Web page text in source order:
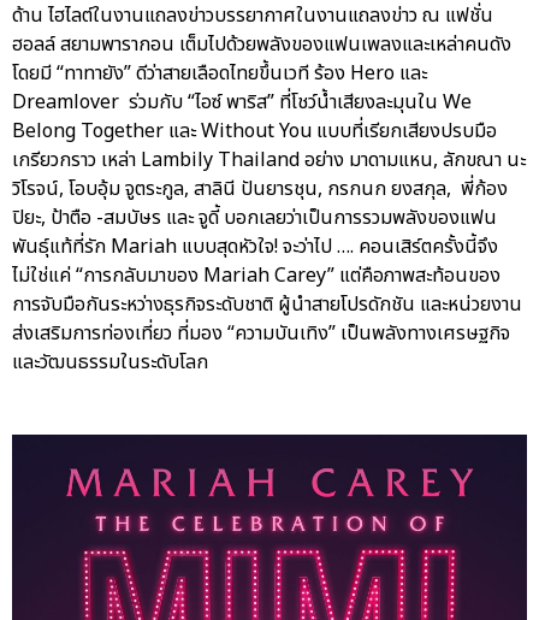
ด้าน ไฮไลต์ในงานแถลงข่าวบรรยากาศในงานแถลงข่าว ณ แฟชั่น
ฮอลล์ สยามพารากอน เต็มไปด้วยพลังของแฟนเพลงและเหล่าคนดัง
โดยมี “ทาทายัง” ดีว่าสายเลือดไทยขึ้นเวที ร้อง Hero และ
Dreamlover ร่วมกับ “ไอซ์ พาริส” ที่โชว์น้ำเสียงละมุนใน We
Belong Together และ Without You แบบที่เรียกเสียงปรบมือ
เกรียวกราว เหล่า Lambily Thailand อย่าง มาดามแหน, ลักขณา นะ
วิโรจน์, โอบอุ้ม จูตระกูล, สาลินี ปันยารชุน, กรกนก ยงสกุล, พี่ก้อง
ปิยะ, ป้าตือ -สมบัษร และ จูดี้ บอกเลยว่าเป็นการรวมพลังของแฟน
พันธุ์แท้ที่รัก Mariah แบบสุดหัวใจ! จะว่าไป …. คอนเสิร์ตครั้งนี้จึง
ไม่ใช่แค่ “การกลับมาของ Mariah Carey” แต่คือภาพสะท้อนของ
การจับมือกันระหว่างธุรกิจระดับชาติ ผู้นำสายโปรดักชัน และหน่วยงาน
ส่งเสริมการท่องเที่ยว ที่มอง “ความบันเทิง” เป็นพลังทางเศรษฐกิจ
และวัฒนธรรมในระดับโลก